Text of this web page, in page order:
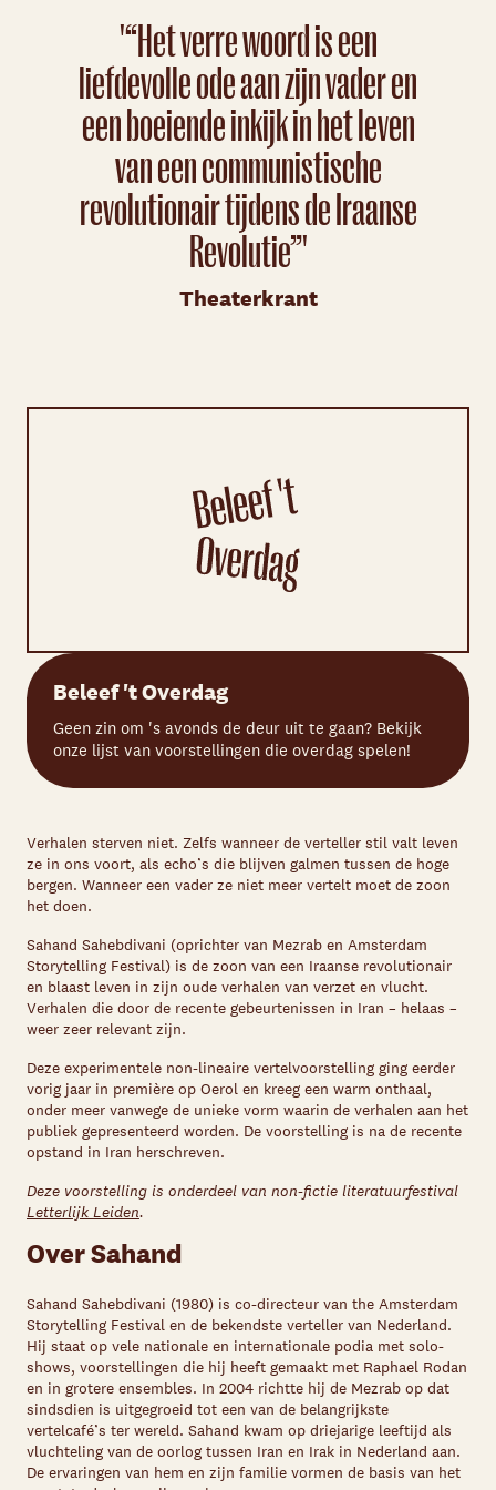
'“Het verre woord is een
liefdevolle ode aan zijn vader en
een boeiende inkijk in het leven
van een communistische
revolutionair tijdens de Iraanse
Revolutie”'
Theaterkrant
Beleef 't Overdag
Geen zin om 's avonds de deur uit te gaan? Bekijk
onze lijst van voorstellingen die overdag spelen!
Verhalen sterven niet. Zelfs wanneer de verteller stil valt leven
ze in ons voort, als echo’s die blijven galmen tussen de hoge
bergen. Wanneer een vader ze niet meer vertelt moet de zoon
het doen.
Sahand Sahebdivani (oprichter van Mezrab en Amsterdam
Storytelling Festival) is de zoon van een Iraanse revolutionair
en blaast leven in zijn oude verhalen van verzet en vlucht.
Verhalen die door de recente gebeurtenissen in Iran – helaas –
weer zeer relevant zijn.
Deze experimentele non-lineaire vertelvoorstelling ging eerder
vorig jaar in première op Oerol en kreeg een warm onthaal,
onder meer vanwege de unieke vorm waarin de verhalen aan het
publiek gepresenteerd worden. De voorstelling is na de recente
opstand in Iran herschreven.
Deze voorstelling is onderdeel van non-fictie literatuurfestival
Letterlijk Leiden.
Over Sahand
Sahand Sahebdivani (1980) is co-directeur van the Amsterdam
Storytelling Festival en de bekendste verteller van Nederland.
Hij staat op vele nationale en internationale podia met solo-
shows, voorstellingen die hij heeft gemaakt met Raphael Rodan
en in grotere ensembles. In 2004 richtte hij de Mezrab op dat
sindsdien is uitgegroeid tot een van de belangrijkste
vertelcafé’s ter wereld. Sahand kwam op driejarige leeftijd als
vluchteling van de oorlog tussen Iran en Irak in Nederland aan.
De ervaringen van hem en zijn familie vormen de basis van het